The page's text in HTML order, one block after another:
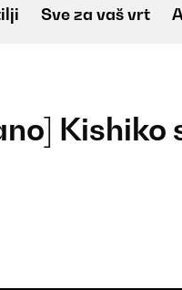
Sve za vaš vrt
Kishiko